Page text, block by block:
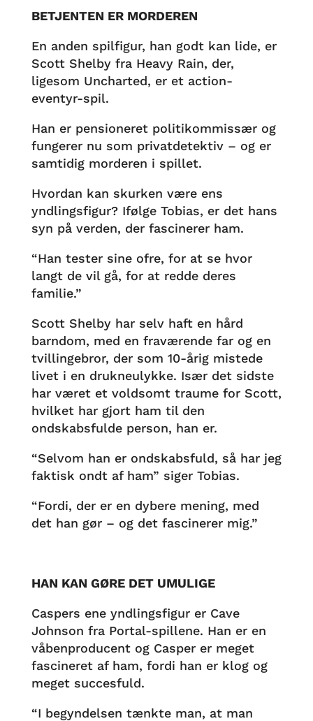
BETJENTEN ER MORDEREN
En anden spilfigur, han godt kan lide, er
Scott Shelby fra Heavy Rain, der,
ligesom Uncharted, er et action-
eventyr-spil.
Han er pensioneret politikommissær og
fungerer nu som privatdetektiv – og er
samtidig morderen i spillet.
Hvordan kan skurken være ens
yndlingsfigur? Ifølge Tobias, er det hans
syn på verden, der fascinerer ham.
“Han tester sine ofre, for at se hvor
langt de vil gå, for at redde deres
familie.”
Scott Shelby har selv haft en hård
barndom, med en fraværende far og en
tvillingebror, der som 10-årig mistede
livet i en drukneulykke. Især det sidste
har været et voldsomt traume for Scott,
hvilket har gjort ham til den
ondskabsfulde person, han er.
“Selvom han er ondskabsfuld, så har jeg
faktisk ondt af ham” siger Tobias.
“Fordi, der er en dybere mening, med
det han gør – og det fascinerer mig.”
HAN KAN GØRE DET UMULIGE
Caspers ene yndlingsfigur er Cave
Johnson fra Portal-spillene. Han er en
våbenproducent og Casper er meget
fascineret af ham, fordi han er klog og
meget succesfuld.
“I begyndelsen tænkte man, at man